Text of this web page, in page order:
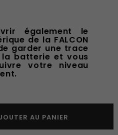
également le
de la FALCON
garder une trace
batterie et vous
votre niveau
AU PANIER